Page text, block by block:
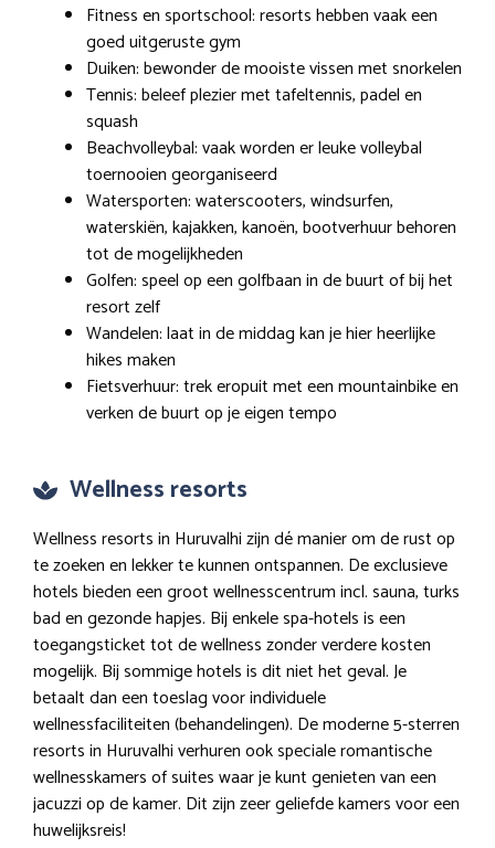
Fitness en sportschool: resorts hebben vaak een
goed uitgeruste gym
Duiken: bewonder de mooiste vissen met snorkelen
Tennis: beleef plezier met tafeltennis, padel en
squash
Beachvolleybal: vaak worden er leuke volleybal
toernooien georganiseerd
Watersporten: waterscooters, windsurfen,
waterskiën, kajakken, kanoën, bootverhuur behoren
tot de mogelijkheden
Golfen: speel op een golfbaan in de buurt of bij het
resort zelf
Wandelen: laat in de middag kan je hier heerlijke
hikes maken
Fietsverhuur: trek eropuit met een mountainbike en
verken de buurt op je eigen tempo
Wellness resorts
Wellness resorts in Huruvalhi zijn dé manier om de rust op
te zoeken en lekker te kunnen ontspannen. De exclusieve
hotels bieden een groot wellnesscentrum incl. sauna, turks
bad en gezonde hapjes. Bij enkele spa-hotels is een
toegangsticket tot de wellness zonder verdere kosten
mogelijk. Bij sommige hotels is dit niet het geval. Je
betaalt dan een toeslag voor individuele
wellnessfaciliteiten (behandelingen). De moderne 5-sterren
resorts in Huruvalhi verhuren ook speciale romantische
wellnesskamers of suites waar je kunt genieten van een
jacuzzi op de kamer. Dit zijn zeer geliefde kamers voor een
huwelijksreis!